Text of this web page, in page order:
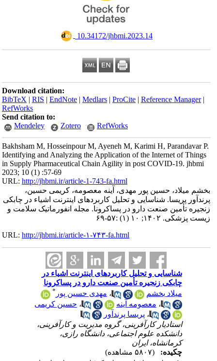
‎ 10.34172/jhbmi.2023.14
Download citation:
BibTeX |RIS |EndNote |Medlars |ProCite |Reference Manager
RefWorks
Send citation to:
Mendeley
Zotero RefWorks
Bakhsham M, Hosseinpour M, Ayeneh M, Karimi H, Parandavar P.
Identifying and Analyzing the Application of the Internet of Things
in Supply Pharmaceutical Chain Agility in post COVID-19. jhbmi
2023; 10 (1) :57-69
URL:http://jhbmi.ir/article-1-743-fa.html
بخشم میلاد، حسین پور مهدی، آینه معصومه، کریمی حسین،
پرندآور پریسا. شناسایی و تحلیل کاربردهای اینترنت اشیاء در چابکی
زنجیره تأمین صنعت دارو در پساکرونا. مجله انفورماتیک سلامت و
زیست پزشکی. ۱۴۰۲; ۱۰ (۱) :۵۷-۶۹
URL:http://jhbmi.ir/article-۱-۷۴۳-fa.html
شناسایی و تحلیل کاربردهای اینترنت اشیاء در
چابکی زنجیره تأمین صنعت دارو در پساکرونا
میلاد بخشم
،مهدی حسین پور
،معصومه آینه ،حسین کریمی
،پریسا پرندآور
استادیار کارآفرینی، گروه مدیریت و کارآفرینی،
دانشکده علوم اجتماعی، دانشگاه رازی،
کرمانشاه، ایران
چکیده: